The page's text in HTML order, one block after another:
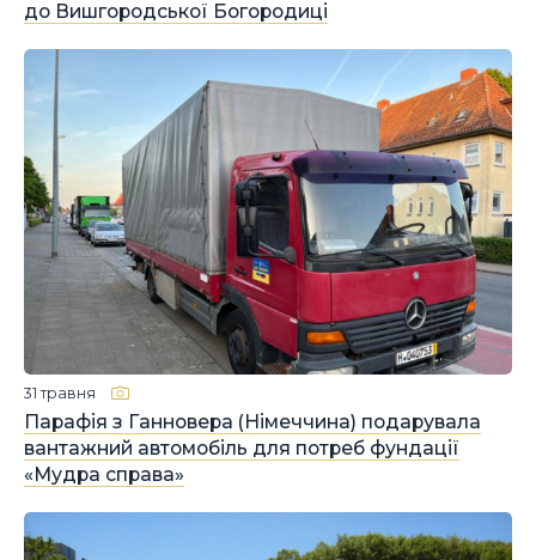
до Вишгородської Богородиці
Парафія з Ганновера (Німеччина) подарувала
вантажний автомобіль для потреб фундації
«Мудра справа»
31 травня